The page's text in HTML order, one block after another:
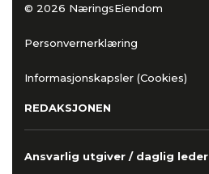
© 2026 NæringsEiendom
Personvernerklæring
Informasjonskapsler (Cookies)
REDAKSJONEN
Ansvarlig utgiver / daglig leder